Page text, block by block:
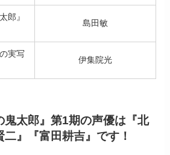
郎』
島田敏
実写
伊集院光
鬼太郎』第1期の声優は『北
』『富田耕吉』です！